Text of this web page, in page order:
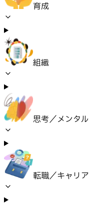
育成
組織
思考／メンタル
転職／キャリア